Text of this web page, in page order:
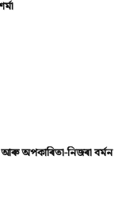
অপকাৰিতা-নিজৰা বৰ্মন